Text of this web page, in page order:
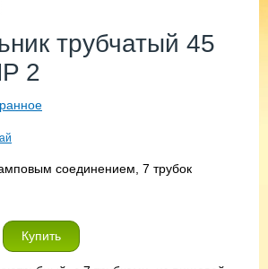
трубчатый 45
2
соединением, 7 трубок